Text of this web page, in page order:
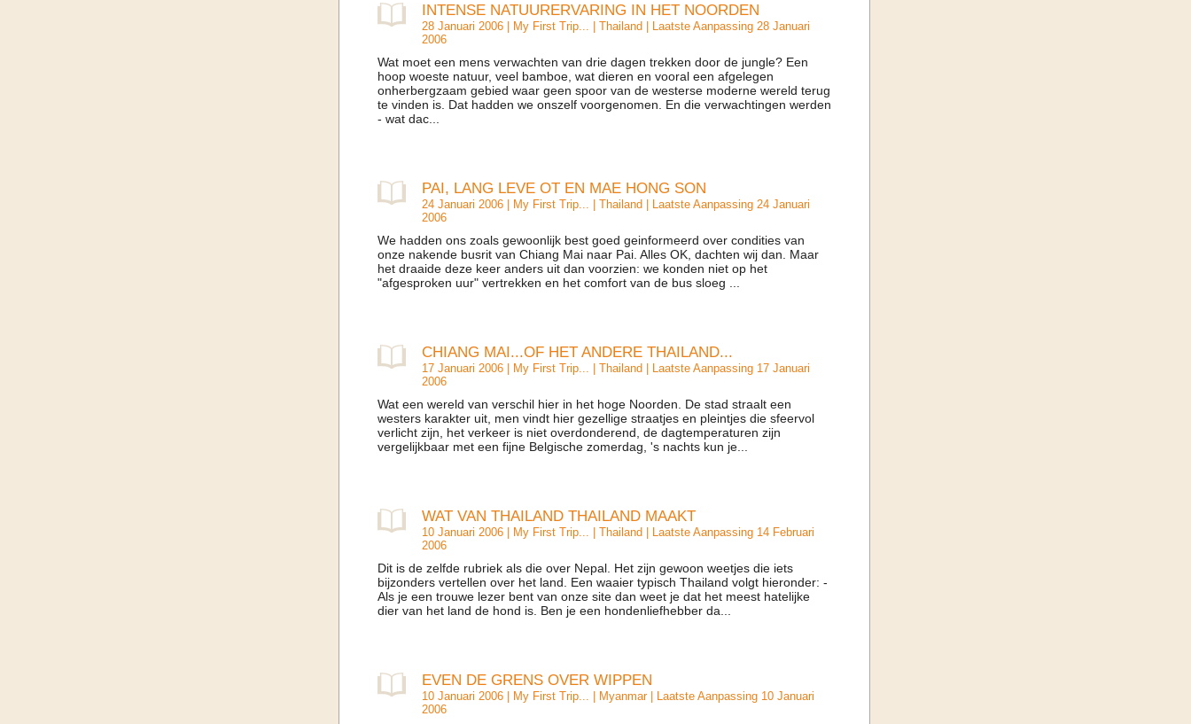
INTENSE NATUURERVARING IN HET NOORDEN
28 Januari 2006 | My First Trip... Thailand | Laatste Aanpassing 28 Januari
2006
Wat moet een mens verwachten van drie dagen trekken door de jungle? Een
hoop woeste natuur, veel bamboe, wat dieren en vooral een afgelegen
onherbergzaam gebied waar geen spoor van de westerse moderne wereld terug
te vinden is. Dat hadden we onszelf voorgenomen. En die verwachtingen werden
- wat dac...
PAI, LANG LEVE OT EN MAE HONG SON
24 Januari 2006 | My First Trip... Thailand | Laatste Aanpassing 24 Januari
2006
We hadden ons zoals gewoonlijk best goed geinformeerd over condities van
onze nakende busrit van Chiang Mai naar Pai. Alles OK, dachten wij dan. Maar
het draaide deze keer anders uit dan voorzien: we konden niet op het
"afgesproken uur" vertrekken en het comfort van de bus sloeg ...
CHIANG MAI...OF HET ANDERE THAILAND...
17 Januari 2006 | My First Trip... Thailand | Laatste Aanpassing 17 Januari
2006
Wat een wereld van verschil hier in het hoge Noorden. De stad straalt een
westers karakter uit, men vindt hier gezellige straatjes en pleintjes die sfeervol
verlicht zijn, het verkeer is niet overdonderend, de dagtemperaturen zijn
vergelijkbaar met een fijne Belgische zomerdag, 's nachts kun je...
WAT VAN THAILAND THAILAND MAAKT
10 Januari 2006 | My First Trip... Thailand | Laatste Aanpassing 14 Februari
2006
Dit is de zelfde rubriek als die over Nepal. Het zijn gewoon weetjes die iets
bijzonders vertellen over het land. Een waaier typisch Thailand volgt hieronder: -
Als je een trouwe lezer bent van onze site dan weet je dat het meest hatelijke
dier van het land de hond is. Ben je een hondenliefhebber da...
EVEN DE GRENS OVER WIPPEN
10 Januari 2006 | My First Trip... Myanmar| Laatste Aanpassing 10 Januari
2006